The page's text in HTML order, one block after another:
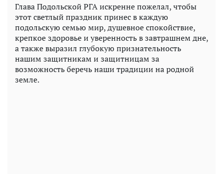
Глава Подольской РГА искренне пожелал, чтобы
этот светлый праздник принес в каждую
подольскую семью мир, душевное спокойствие,
крепкое здоровье и уверенность в завтрашнем дне,
а также выразил глубокую признательность
нашим защитникам и защитницам за
возможность беречь наши традиции на родной
земле.